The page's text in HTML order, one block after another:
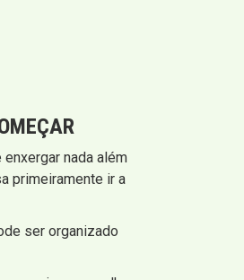
nada além
primeiramente ir a
ser organizado